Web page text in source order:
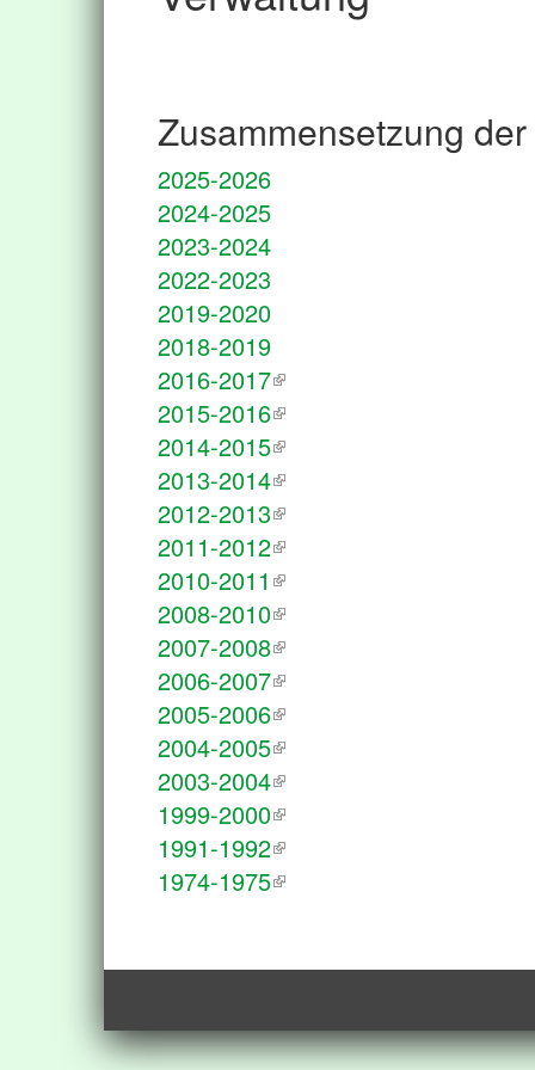
Zusammensetzung
2025-2026
2024-2025
2023-2024
2022-2023
2019-2020
2018-2019
2016-2017
2015-2016
2014-2015
2013-2014
2012-2013
2011-2012
2010-2011
2008-2010
2007-2008
2006-2007
2005-2006
2004-2005
2003-2004
1999-2000
1991-1992
1974-1975